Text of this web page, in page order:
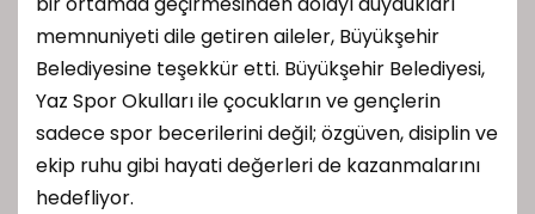
memnuniyeti dile getiren aileler, Büyükşehir
Belediyesine teşekkür etti. Büyükşehir Belediyesi,
Yaz Spor Okulları ile çocukların ve gençlerin
sadece spor becerilerini değil; özgüven, disiplin ve
ekip ruhu gibi hayati değerleri de kazanmalarını
hedefliyor.